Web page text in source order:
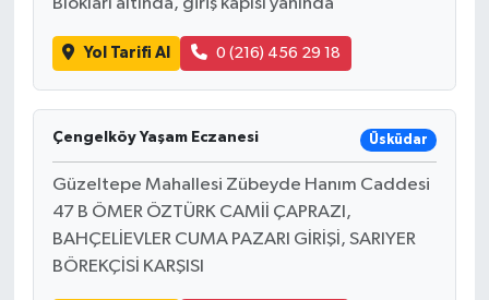
Yol Tarifi Al 0 (216) 456 29 18
Çengelköy Yaşam Eczanesi Üsküdar
Güzeltepe Mahallesi Zübeyde Hanım Caddesi
47 B ÖMER ÖZTÜRK CAMİİ ÇAPRAZI,
BAHÇELİEVLER CUMA PAZARI GİRİŞİ, SARIYER
BÖREKÇİSİ KARŞISI